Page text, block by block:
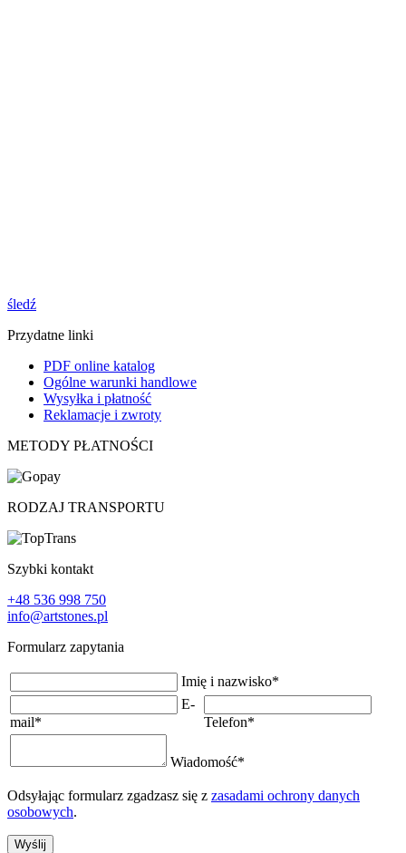
śledź
Przydatne linki
PDF online katalog
Ogólne warunki handlowe
Wysyłka i płatność
Reklamacje i zwroty
METODY PŁATNOŚCI
RODZAJ TRANSPORTU
Szybki kontakt
+48 536 998 750
info@artstones.pl
Formularz zapytania
Imię i nazwisko*
E-
mail* Telefon*
Wiadomość*
Odsyłając formularz zgadzasz się z zasadami ochrony danych
osobowych.
Wyślij